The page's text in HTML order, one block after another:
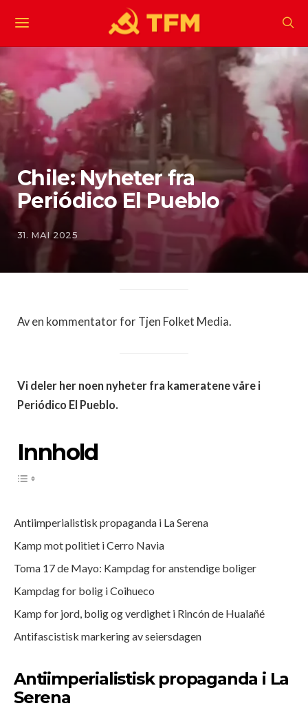
Chile: Nyheter fra
Periódico El Pueblo
31. MAI 2025
Av en kommentator for Tjen Folket Media.
Vi deler her noen nyheter fra kameratene våre i
Periódico El Pueblo.
Innhold
Antiimperialistisk propaganda i La Serena
Kamp mot politiet i Cerro Navia
Toma 17 de Mayo: Kampdag for anstendige boliger
Kampdag for bolig i Coihueco
Kamp for jord, bolig og verdighet i Rincón de Hualañé
Antifascistisk markering av seiersdagen
Antiimperialistisk propaganda i La
Serena